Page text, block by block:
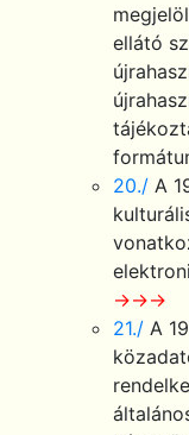
ellátó
20./ A
→→→
21./ A